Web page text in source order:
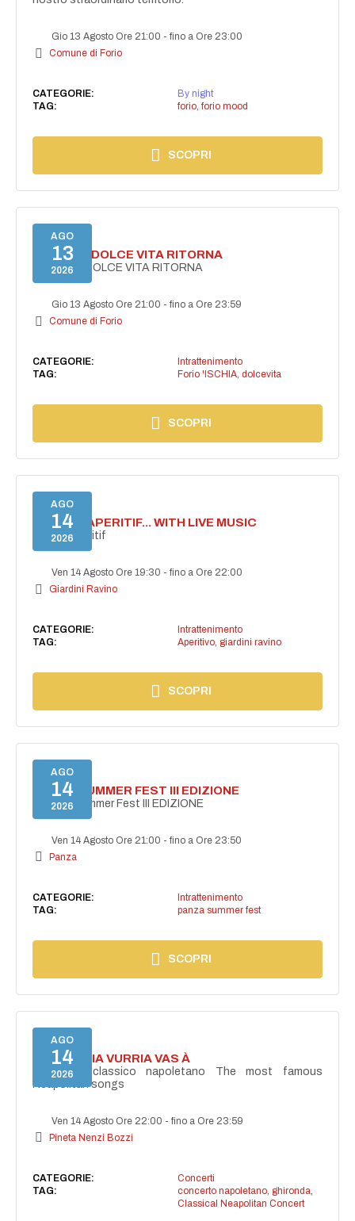
Gio 13 Agosto Ore 21:00 -fino a Ore 23:00
Comune di Forio
CATEGORIE:
By night
TAG:
forio, forio mood
SCOPRI
AGO
13
2026
FORIO LA DOLCE VITA RITORNA
FORIO LA DOLCE VITA RITORNA
Gio 13 Agosto Ore 21:00 -fino a Ore 23:59
Comune di Forio
CATEGORIE:
Intrattenimento
TAG:
Forio 'ISCHIA, dolcevita
SCOPRI
AGO
14
2026
SECRET APERITIF... WITH LIVE MUSIC
Secret aperitif
Ven 14 Agosto Ore 19:30 -fino a Ore 22:00
Giardini Ravino
CATEGORIE:
Intrattenimento
TAG:
Aperitivo, giardini ravino
SCOPRI
AGO
14
2026
PANZA SUMMER FEST III EDIZIONE
PANZA Summer Fest III EDIZIONE
Ven 14 Agosto Ore 21:00 -fino a Ore 23:50
Panza
CATEGORIE:
Intrattenimento
TAG:
panza summer fest
SCOPRI
AGO
14
2026
I'TE VURRIA VURRIA VAS À
Concerto classico napoletano The most famous
Neapolitan songs
Ven 14 Agosto Ore 22:00 -fino a Ore 23:59
Pineta Nenzi Bozzi
CATEGORIE:
Concerti
TAG:
concerto napoletano, ghironda
Classical Neapolitan Concert